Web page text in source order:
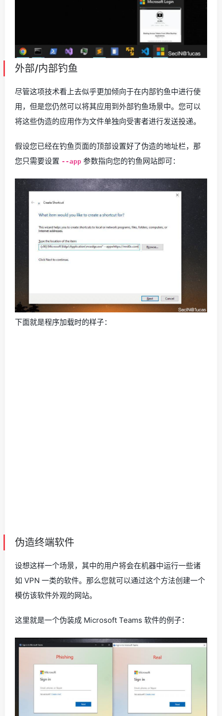
外部/内部钓鱼
尽管这项技术看上去似乎更加倾向于在内部钓鱼中进行使
用，但是您仍然可以将其应用到外部钓鱼场景中。您可以
将这些伪造的应用作为文件单独向受害者进行发送投递。
假设您已经在钓鱼页面的顶部设置好了伪造的地址栏，那
您只需要设置 --app 参数指向您的钓鱼网站即可：
下面就是程序加载时的样子：
伪造终端软件
设想这样一个场景，其中的用户将会在机器中运行一些诸
如 VPN 一类的软件。那么您就可以通过这个方法创建一个
模仿该软件外观的网站。
这里就是一个伪装成 Microsoft Teams 软件的例子：